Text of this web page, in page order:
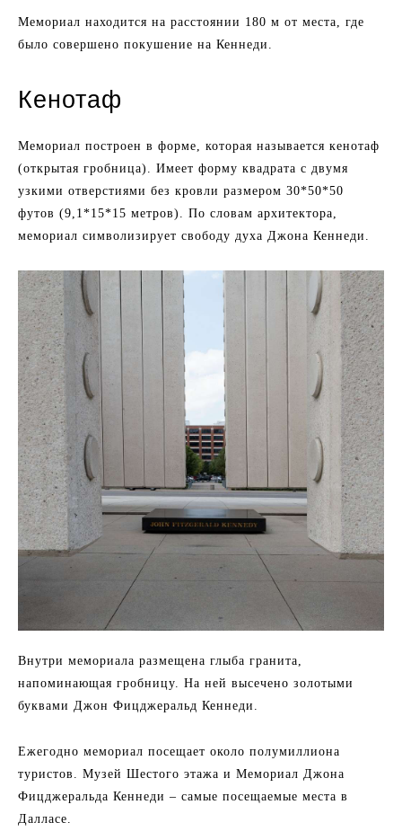
Мемориал находится на расстоянии 180 м от места, где
было совершено покушение на Кеннеди.
Кенотаф
Мемориал построен в форме, которая называется кенотаф
(открытая гробница). Имеет форму квадрата с двумя
узкими отверстиями без кровли размером 30*50*50
футов (9,1*15*15 метров). По словам архитектора,
мемориал символизирует свободу духа Джона Кеннеди.
Внутри мемориала размещена глыба гранита,
напоминающая гробницу. На ней высечено золотыми
буквами Джон Фицджеральд Кеннеди.
Ежегодно мемориал посещает около полумиллиона
туристов. Музей Шестого этажа и Мемориал Джона
Фицджеральда Кеннеди – самые посещаемые места в
Далласе.